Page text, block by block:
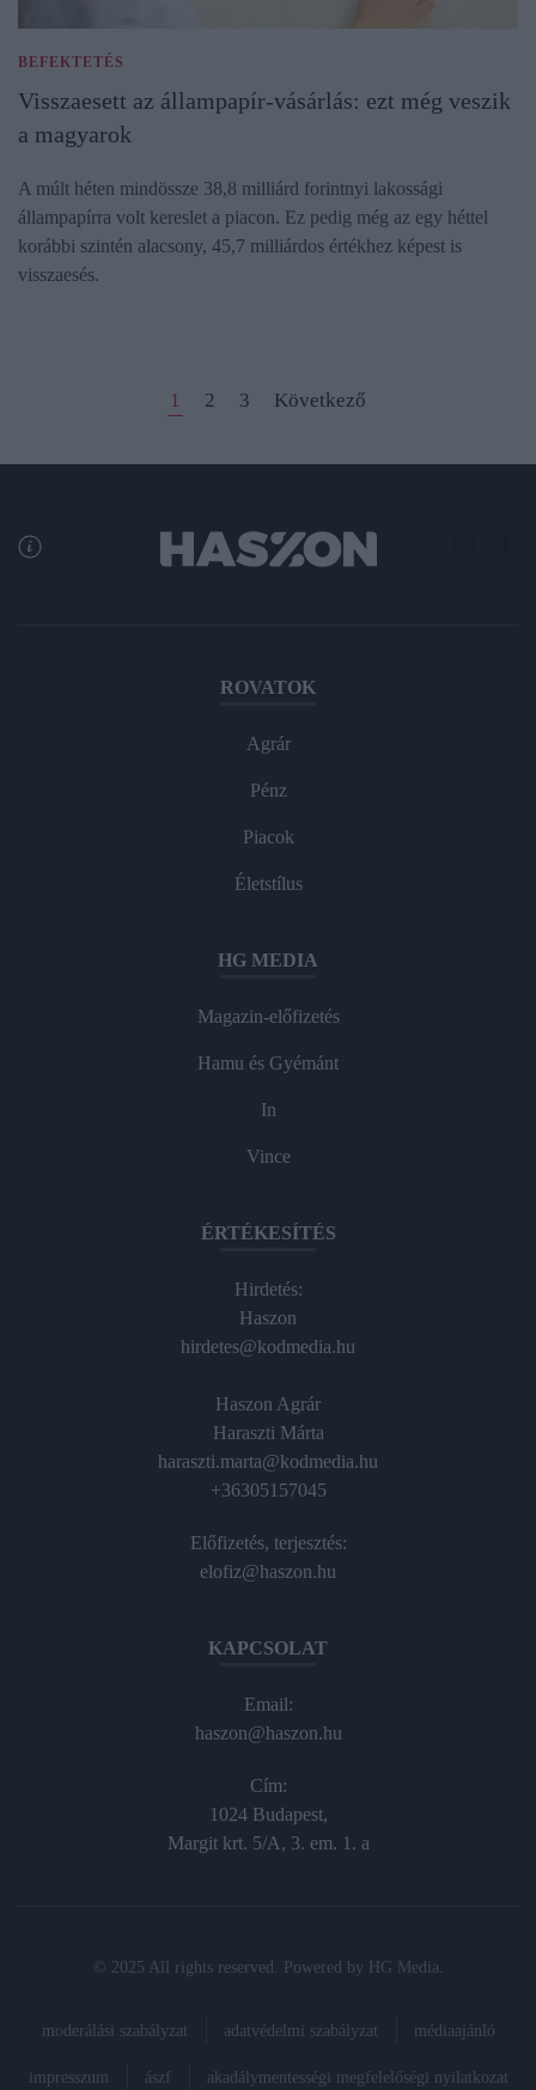
BEFEKTETÉS
Visszaesett az állampapír-vásárlás: ezt még veszik
a magyarok
A múlt héten mindössze 38,8 milliárd forintnyi lakossági
állampapírra volt kereslet a piacon. Ez pedig még az egy héttel
korábbi szintén alacsony, 45,7 milliárdos értékhez képest is
visszaesés.
1 2 3 Következő
ROVATOK
Agrár
Pénz
Piacok
Életstílus
HG MEDIA
Magazin-előfizetés
Hamu és Gyémánt
In
Vince
ÉRTÉKESÍTÉS
Hirdetés:
Haszon
hirdetes@kodmedia.hu
Haszon Agrár
Haraszti Márta
haraszti.marta@kodmedia.hu
+36305157045
Előfizetés, terjesztés:
elofiz@haszon.hu
KAPCSOLAT
Email:
haszon@haszon.hu
Cím:
1024 Budapest,
Margit krt. 5/A, 3. em. 1. a
© 2025 All rights reserved. Powered by HG Media
moderálási szabályzat adatvédelmi szabályzat médiaajánló
impresszum ászf akadálymentességi megfelelőségi nyilatkozat